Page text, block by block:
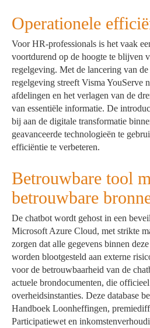
Operationele
Voor HR-professionals is het vaak
voortdurend op de hoogte te blijven
regelgeving. Met de lancering van
regelgeving streeft Visma YouServe
afdelingen en het verlagen van de
van essentiële informatie. De
bij aan de digitale transformatie
geavanceerde technologieën te
efficiëntie te verbeteren.
Betrouwbare tool
betrouwbare
De chatbot wordt gehost in een
Microsoft Azure Cloud, met strikte
zorgen dat alle gegevens binnen
worden blootgesteld aan externe
voor de betrouwbaarheid van de
actuele brondocumenten, die
overheidsinstanties. Deze database
Handboek Loonheffingen,
Participatiewet en